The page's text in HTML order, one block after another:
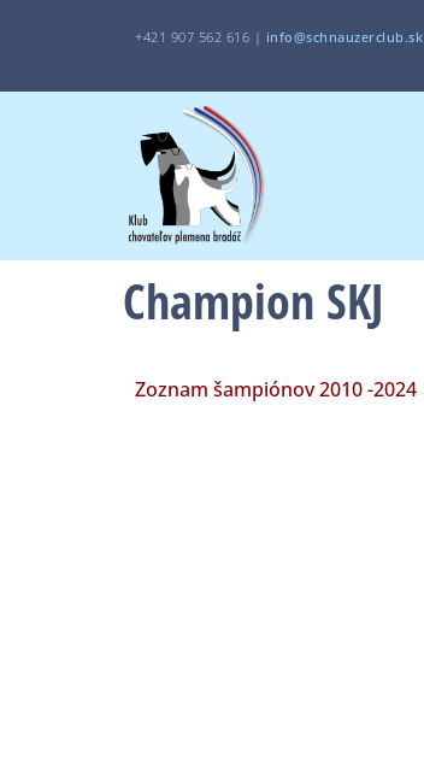
+421 907 562 616 | info@schnauzerclub.sk
Champion SKJ
Zoznam šampiónov 2010 -2024